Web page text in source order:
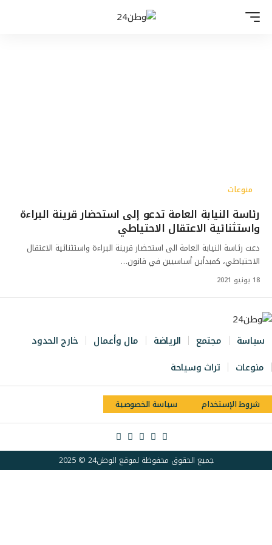
منوعات
رئاسة النيابة العامة تدعو إلى استحضار قرينة البراءة
واستثنائية الاعتقال الاحتياطي
دعت رئاسة النيابة العامة الى استحضار قرينة البراءة واستثنائية الاعتقال
الاحتياطي، كمبدأين أساسيين في قانون…
18 يونيو 2021
سياسة مجتمع الرياضة مال وأعمال
خارج الحدود
منوعات
تراث وسياحة
شروط الإستخدام سياسة الخصوصية
جميع الحقوق محفوظة لموقع الوطن24 © 2025